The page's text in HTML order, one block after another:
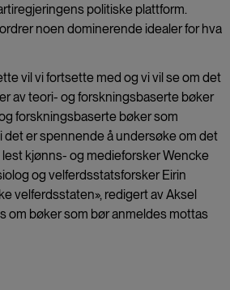
politiske plattform.
noen dominerende idealer for hva
vil vi fortsette med og vi vil se om det
av teori- og forskningsbaserte bøker
forskningsbaserte bøker som
er spennende å undersøke om det
kjønns- og medieforsker Wencke
og velferdsstatsforsker Eirin
velferdsstaten», redigert av Aksel
om bøker som bør anmeldes mottas